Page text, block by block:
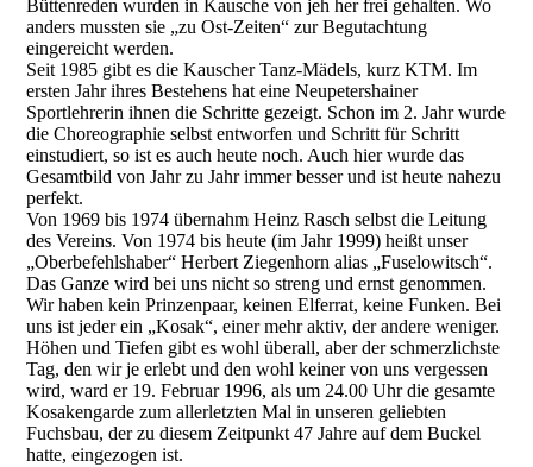
Büttenreden wurden in Kausche von jeh her frei gehalten. Wo
anders mussten sie „zu Ost-Zeiten“ zur Begutachtung
eingereicht werden.
Seit 1985 gibt es die Kauscher Tanz-Mädels, kurz KTM. Im
ersten Jahr ihres Bestehens hat eine Neupetershainer
Sportlehrerin ihnen die Schritte gezeigt. Schon im 2. Jahr wurde
die Choreographie selbst entworfen und Schritt für Schritt
einstudiert, so ist es auch heute noch. Auch hier wurde das
Gesamtbild von Jahr zu Jahr immer besser und ist heute nahezu
perfekt.
Von 1969 bis 1974 übernahm Heinz Rasch selbst die Leitung
des Vereins. Von 1974 bis heute (im Jahr 1999) heißt unser
„Oberbefehlshaber“ Herbert Ziegenhorn alias „Fuselowitsch“.
Das Ganze wird bei uns nicht so streng und ernst genommen.
Wir haben kein Prinzenpaar, keinen Elferrat, keine Funken. Bei
uns ist jeder ein „Kosak“, einer mehr aktiv, der andere weniger.
Höhen und Tiefen gibt es wohl überall, aber der schmerzlichste
Tag, den wir je erlebt und den wohl keiner von uns vergessen
wird, ward er 19. Februar 1996, als um 24.00 Uhr die gesamte
Kosakengarde zum allerletzten Mal in unseren geliebten
Fuchsbau, der zu diesem Zeitpunkt 47 Jahre auf dem Buckel
hatte, eingezogen ist.